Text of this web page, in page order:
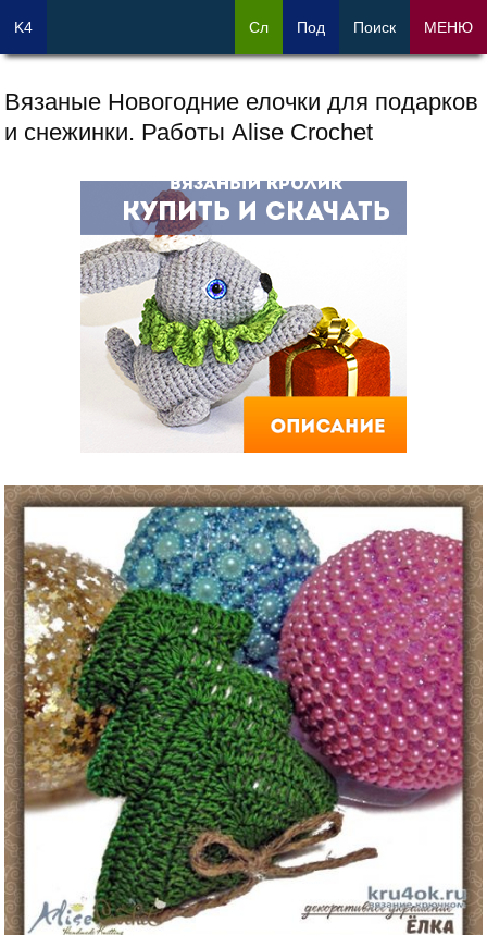
Вязаные Новогодние елочки для подарков
и снежинки. Работы Alise Crochet
K4 Сл Под Поиск МЕНЮ